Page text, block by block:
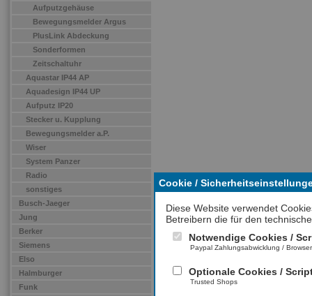
Cookie /
Diese Website verwendet
Betreibern die für den
Notwendige Cookies /
Paypal Zahlungsabwicklung /
Optionale Cookies /
Trusted Shops
Aufputzgehäuse
Bewegungsmelder Argus
PlusLink Abdeckung
Sonderformen
Zeitschaltuhr
Aquastar IP44 AP
Aquadesign IP44 UP
Aufputz IP20
Stecker u. Kupplung
Bewegungsmelder a.P.
Wiser
System Panzer
Radio
sonstiges
Busch-Jaeger
Jung
Berker
Siemens
Elso
Halmburger
Funk